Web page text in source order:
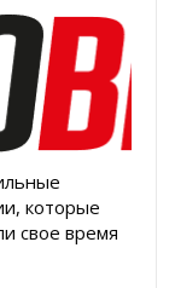
которые
свое время